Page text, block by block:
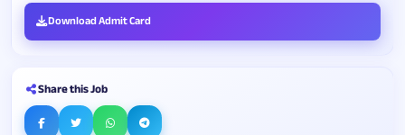
Download Admit Card
Share this Job